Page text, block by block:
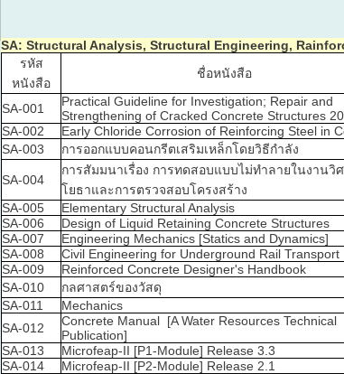
SA: Structural Analysis, Structural Engineering,
รหัส
หนังสือ
ชื่อหนังสือ
SA-001
Practical Guideline for Investigation; Repair and
Strengthening of Cracked Concrete Structures
SA-002
Early Chloride Corrosion of Reinforcing Steel in
SA-003
การออกแบบคอนกรีตเสริมเหล็กโดยวิธีกำลัง
SA-004
การสัมมนาเรื่อง การทดสอบแบบไม่ทำลายในงานวิ
โยธาและการตรวจสอบโครงสร้าง
SA-005
Elementary Structural Analysis
SA-006
Design of Liquid Retaining Concrete Structures
SA-007
Engineering Mechanics [Statics and Dynamics]
SA-008
Civil Engineering for Underground Rail Transport
SA-009
Reinforced Concrete Designer's Handbook
SA-010
กลศาสตร์ของวัสดุ
SA-011
Mechanics
SA-012
Concrete Manual [A Water Resources Technical
Publication]
SA-013
Microfeap-II [P1-Module] Release 3.3
SA-014
Microfeap-II [P2-Module] Release 2.1